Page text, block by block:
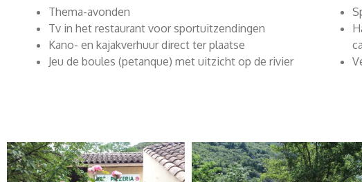
Thema-avonden
Tv in het restaurant voor sportuitzendingen
Kano- en kajakverhuur direct ter plaatse
Jeu de boules (petanque) met uitzicht op de rivier